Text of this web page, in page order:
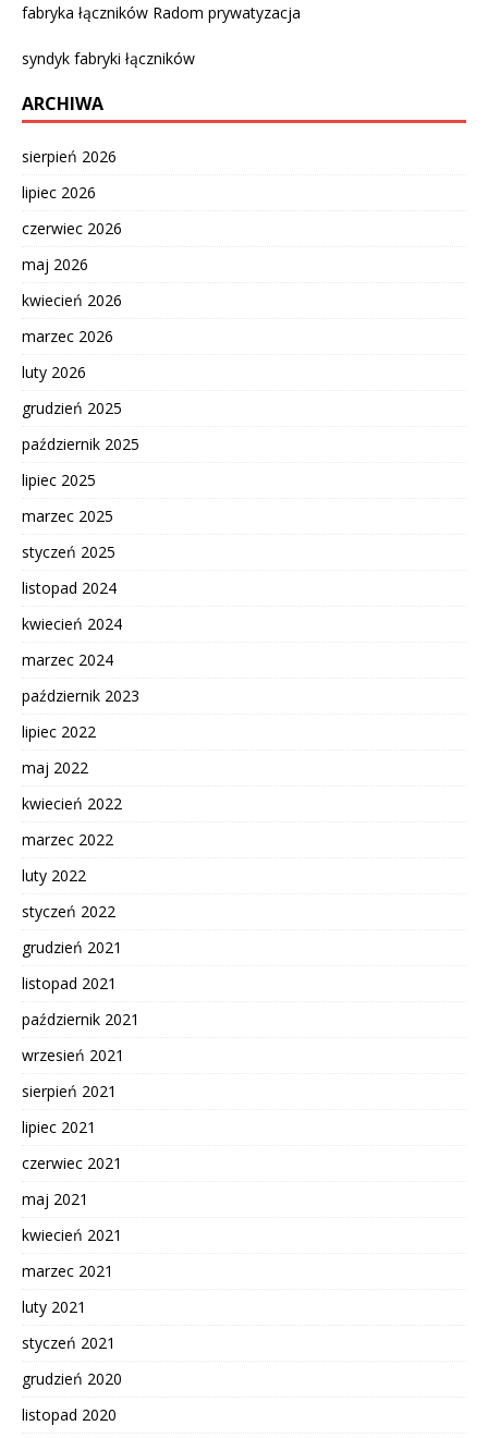
fabryka łączników Radom prywatyzacja
syndyk fabryki łączników
ARCHIWA
sierpień 2026
lipiec 2026
czerwiec 2026
maj 2026
kwiecień 2026
marzec 2026
luty 2026
grudzień 2025
październik 2025
lipiec 2025
marzec 2025
styczeń 2025
listopad 2024
kwiecień 2024
marzec 2024
październik 2023
lipiec 2022
maj 2022
kwiecień 2022
marzec 2022
luty 2022
styczeń 2022
grudzień 2021
listopad 2021
październik 2021
wrzesień 2021
sierpień 2021
lipiec 2021
czerwiec 2021
maj 2021
kwiecień 2021
marzec 2021
luty 2021
styczeń 2021
grudzień 2020
listopad 2020